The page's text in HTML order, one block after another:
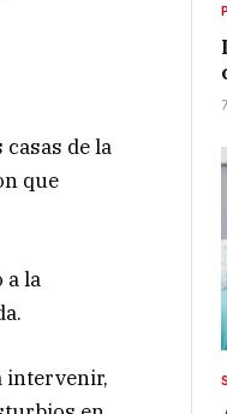
de la
que
a la
intervenir,